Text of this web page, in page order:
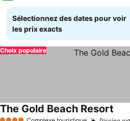
Sélectionnez des dates pour voir
les prix exacts
Choix populaire
The Gold Beach Resort